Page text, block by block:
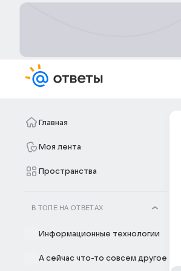
Главная
Моя лента
Пространства
В ТОПЕ НА ОТВЕТАХ
Информационные технологии
А сейчас что-то совсем другое